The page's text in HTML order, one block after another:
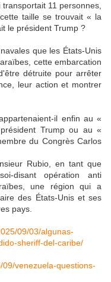
11 personnes,
taille se trouvait « la
le président Trump ?
que les États-Unis
cette embarcation
détruite pour arrêter
leur action et montrer
il enfin au «
Trump ou au «
du Congrès Carlos
Rubio, en tant que
disant opération anti
une région qui a
des États-Unis et ses
pays.
09/03/algunas-
sheriff-del-caribe/
venezuela-questions-